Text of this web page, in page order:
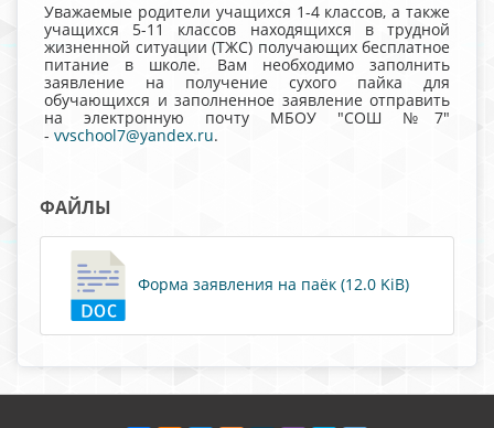
Уважаемые родители учащихся 1-4 классов, а также
учащихся 5-11 классов находящихся в трудной
жизненной ситуации (ТЖС) получающих бесплатное
питание в школе. Вам необходимо заполнить
заявление на получение сухого пайка для
обучающихся и заполненное заявление отправить
на электронную почту МБОУ "СОШ №7"
- vvschool7@yandex.ru.
ФАЙЛЫ
Форма заявления на паёк (12.0 KiB)